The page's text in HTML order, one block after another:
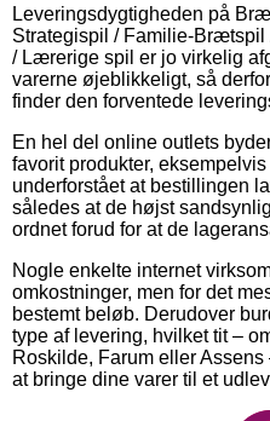
Leveringsdygtigheden på
Strategispil / Familie-Brætspil
/ Lærerige spil er jo virkelig
varerne øjeblikkeligt, så
finder den forventede
En hel del online outlets
favorit produkter,
underforstået at bestillingen
således at de højst
ordnet forud for at de
Nogle enkelte internet
omkostninger, men for det
bestemt beløb. Derudover
type af levering, hvilket tit –
Roskilde, Farum eller
at bringe dine varer til et